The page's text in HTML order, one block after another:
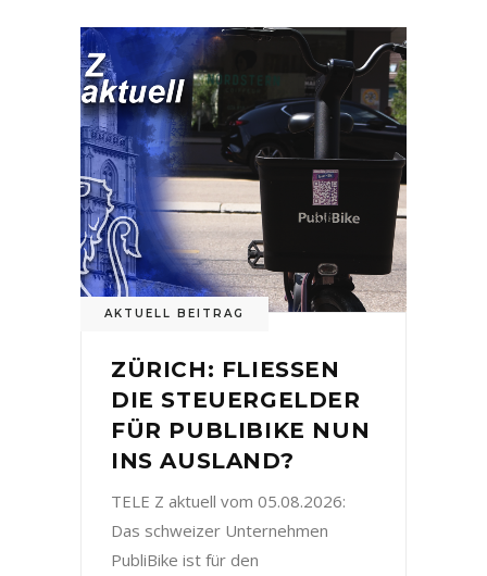
AKTUELL BEITRAG
ZÜRICH: FLIESSEN
DIE STEUERGELDER
FÜR PUBLIBIKE NUN
INS AUSLAND?
TELE Z aktuell vom 05.08.2026:
Das schweizer Unternehmen
PubliBike ist für den